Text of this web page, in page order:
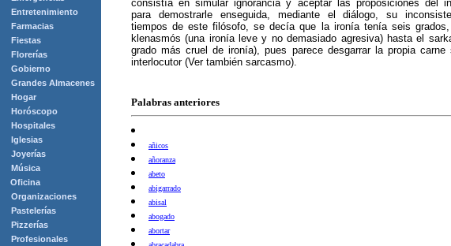
Entretenimiento
Farmacias
Fiestas
Florerías
Gobierno
Grandes Almacenes
Hogar
Horóscopo
Hospitales
Iglesias
Joyerías
Música
Oficina
Organizaciones
Pastelerías
Pizzerías
Profesionales
consistía en simular ignorancia y aceptar las proposiciones del
para demostrarle enseguida, mediante el diálogo, su
tiempos de este filósofo, se decía que la ironía tenía seis
klenasmós (una ironía leve y no demasiado agresiva) hasta el
grado más cruel de ironía), pues parece desgarrar la propia carne
interlocutor (Ver también sarcasmo).
Palabras anteriores
añicos
añoranza
abeto
abigarrado
abisal
abogado
abortar